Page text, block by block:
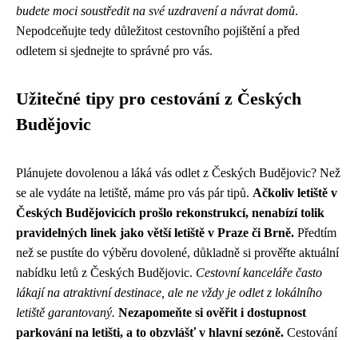
budete moci soustředit na své uzdravení a návrat domů.
Nepodceňujte tedy důležitost cestovního pojištění a před
odletem si sjednejte to správné pro vás.
Užitečné tipy pro cestování z Českých
Budějovic
Plánujete dovolenou a láká vás odlet z Českých Budějovic? Než
se ale vydáte na letiště, máme pro vás pár tipů. Ačkoliv letiště v
Českých Budějovicích prošlo rekonstrukcí, nenabízí tolik
pravidelných linek jako větší letiště v Praze či Brně. Předtím
než se pustíte do výběru dovolené, důkladně si prověřte aktuální
nabídku letů z Českých Budějovic. Cestovní kanceláře často
lákají na atraktivní destinace, ale ne vždy je odlet z lokálního
letiště garantovaný. Nezapomeňte si ověřit i dostupnost
parkování na letišti, a to obzvlášť v hlavní sezóně. Cestování